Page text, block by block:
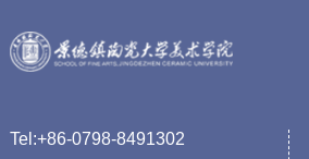
Tel:+86-0798-8491302